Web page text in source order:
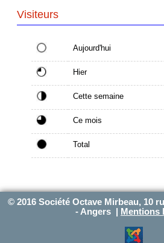
Visiteurs
Aujourd'hui
Hier
Cette semaine
Ce mois
Total
© 2016 Société Octave Mirbeau, 10
- Angers |
Mentions